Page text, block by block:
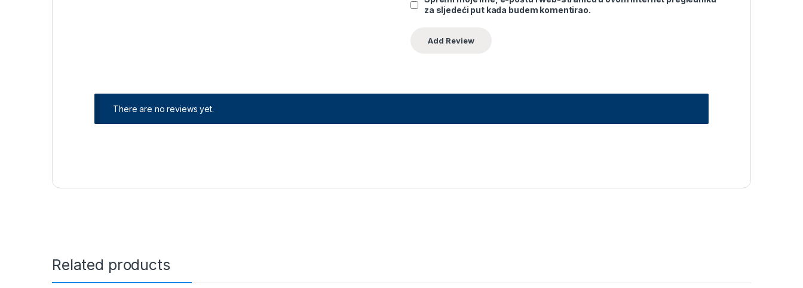
za sljedeći put kada budem komentirao.
There are no reviews yet.
Related products